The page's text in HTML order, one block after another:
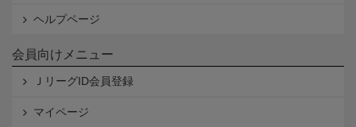
ヘルプページ
会員向けメニュー
ＪリーグID会員登録
マイページ